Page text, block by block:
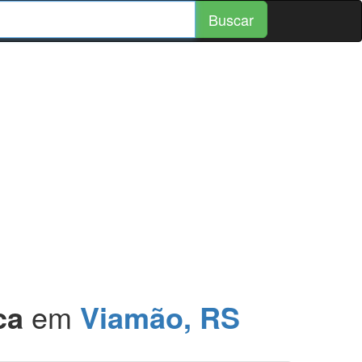
Buscar
em Viamão, RS